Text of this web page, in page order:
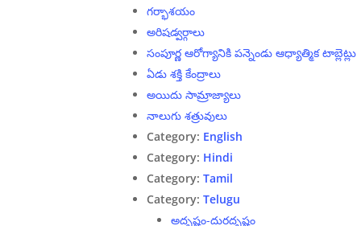
గర్భాశయం
అరిషడ్వర్గాలు
సంపూర్ణ ఆరోగ్యానికి పన్నెండు ఆధ్యాత్మిక టాబ్లెట్లు
ఏడు శక్తి కేంద్రాలు
అయిదు సామ్రాజ్యాలు
నాలుగు శత్రువులు
Category: English
Category: Hindi
Category: Tamil
Category: Telugu
అదృష్టం-దురదృష్టం